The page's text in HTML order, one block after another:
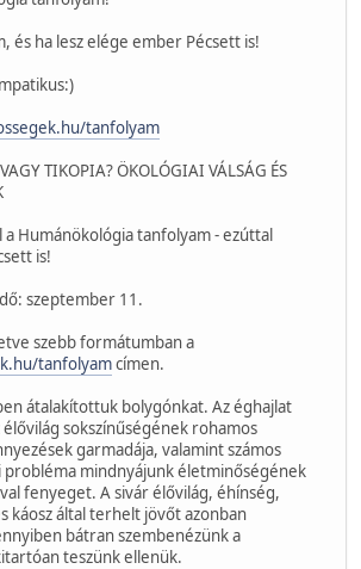
és ha lesz elége ember Pécsett is!
tanfolyam
TIKOPIA? ÖKOLÓGIAI VÁLSÁG ÉS
a Humánökológia tanfolyam - ezúttal
is!
szeptember 11.
szebb formátumban a
tanfolyamcímen.
átalakítottuk bolygónkat. Az éghajlat
élővilág sokszínűségének rohamos
garmadája, valamint számos
mindnyájunk életminőségének
fenyeget. A sivár élővilág, éhínség,
káosz által terhelt jövőt azonban
bátran szembenézünk a
teszünk ellenük.